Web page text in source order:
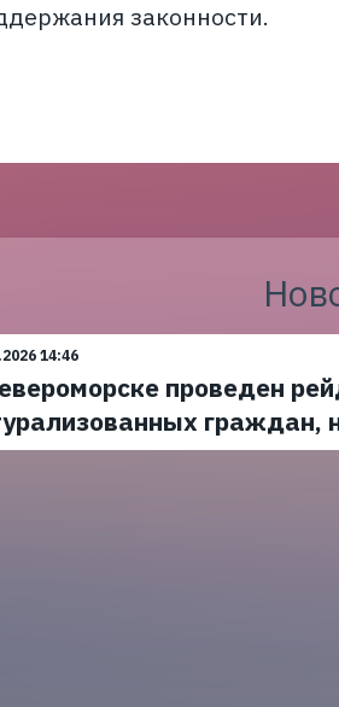
законности.
14:46
проведен
граждан,